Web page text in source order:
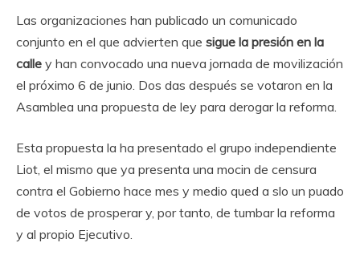
Las organizaciones han publicado un comunicado
conjunto en el que advierten que sigue la presión en la
calle y han convocado una nueva jornada de movilización
el próximo 6 de junio. Dos das después se votaron en la
Asamblea una propuesta de ley para derogar la reforma.
Esta propuesta la ha presentado el grupo independiente
Liot, el mismo que ya presenta una mocin de censura
contra el Gobierno hace mes y medio qued a slo un puado
de votos de prosperar y, por tanto, de tumbar la reforma
y al propio Ejecutivo.